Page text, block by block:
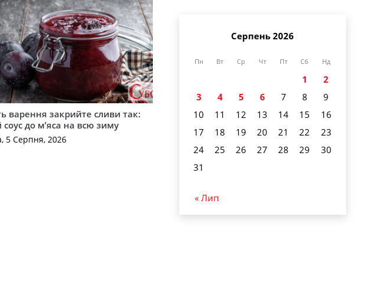
варення закрийте сливи так:
соус до м’яса на всю зиму
5 Серпня, 2026
Серпень 2026
Пн Вт Ср Чт Пт Сб Нд
1
2
3
4 5 6 7 8
9
10
11 12 13 14 15
16
17
18 19 20 21 22
23
24
25 26 27 28 29
30
31
« Лип